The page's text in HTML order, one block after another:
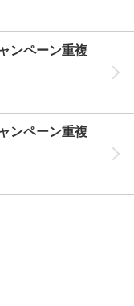
ンペーン重複
ンペーン重複